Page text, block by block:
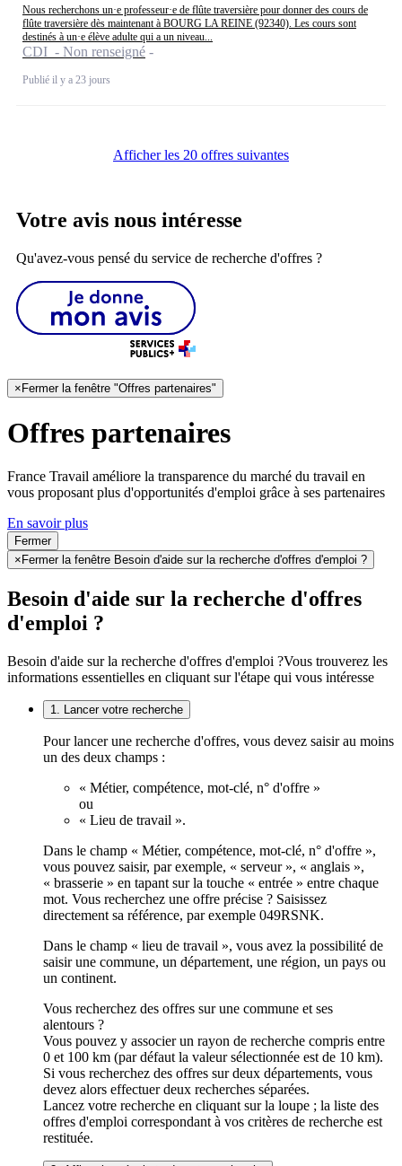
Nous recherchons un·e professeur·e de flûte traversière pour donner des cours de
flûte traversière dès maintenant à BOURG LA REINE (92340). Les cours sont
destinés à un·e élève adulte qui a un niveau...
CDI - Non renseigné
Publié il y a 23 jours
Afficher les 20 offres suivantes
Votre avis nous intéresse
Qu'avez-vous pensé du service de recherche d'offres ?
×Fermer la fenêtre "Offres partenaires"
Offres partenaires
France Travail améliore la transparence du marché du travail en
vous proposant plus d'opportunités d'emploi grâce à ses partenaires
En savoir plus
Fermer
× Fermer la fenêtre Besoin d'aide sur la recherche d'offres d'emploi ?
Besoin d'aide sur la recherche d'offres
d'emploi ?
Besoin d'aide sur la recherche d'offres d'emploi ?Vous trouverez les
informations essentielles en cliquant sur l'étape qui vous intéresse
1. Lancer votre recherche
Pour lancer une recherche d'offres, vous devez saisir au moins
un des deux champs :
« Métier, compétence, mot-clé, n° d'offre »
ou
« Lieu de travail ».
Dans le champ « Métier, compétence, mot-clé, n° d'offre »,
vous pouvez saisir, par exemple, « serveur », « anglais »,
« brasserie » en tapant sur la touche « entrée » entre chaque
mot. Vous recherchez une offre précise ? Saisissez
directement sa référence, par exemple 049RSNK.
Dans le champ « lieu de travail », vous avez la possibilité de
saisir une commune, un département, une région, un pays ou
un continent.
Vous recherchez des offres sur une commune et ses
alentours ?
Vous pouvez y associer un rayon de recherche compris entre
0 et 100 km (par défaut la valeur sélectionnée est de 10 km).
Si vous recherchez des offres sur deux départements, vous
devez alors effectuer deux recherches séparées.
Lancez votre recherche en cliquant sur la loupe ; la liste des
offres d'emploi correspondant à vos critères de recherche est
restituée.